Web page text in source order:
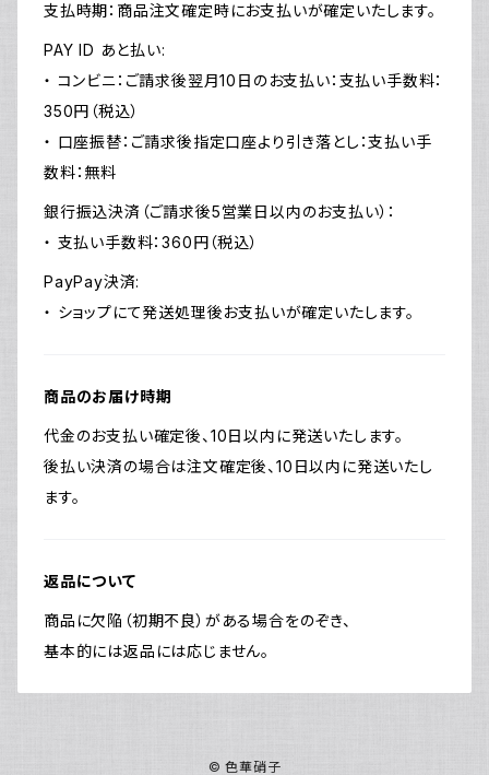
支払時期：商品注文確定時にお支払いが確定いたします。
PAY ID あと払い:
・ コンビニ：ご請求後翌月10日のお支払い：支払い手数料：
350円（税込）
・ 口座振替：ご請求後指定口座より引き落とし：支払い手
数料：無料
銀行振込決済（ご請求後5営業日以内のお支払い）：
・ 支払い手数料：360円（税込）
PayPay決済:
・ ショップにて発送処理後お支払いが確定いたします。
商品のお届け時期
代金のお支払い確定後、10日以内に発送いたします。
後払い決済の場合は注文確定後、10日以内に発送いたし
ます。
返品について
商品に欠陥（初期不良）がある場合をのぞき、
基本的には返品には応じません。
© 色華硝子